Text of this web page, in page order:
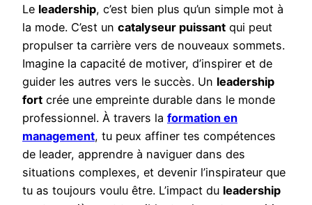
Le leadership, c’est bien plus qu’un simple mot à
la mode. C’est un catalyseur puissant qui peut
propulser ta carrière vers de nouveaux sommets.
Imagine la capacité de motiver, d’inspirer et de
guider les autres vers le succès. Un leadership
fort crée une empreinte durable dans le monde
professionnel. À travers la formation en
management, tu peux affiner tes compétences
de leader, apprendre à naviguer dans des
situations complexes, et devenir l’inspirateur que
tu as toujours voulu être. L’impact du leadership